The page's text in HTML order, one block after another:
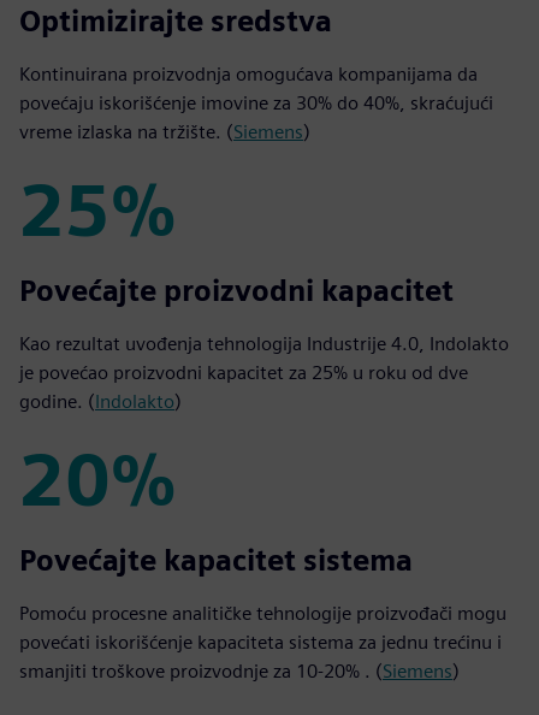
40%
Optimizirajte sredstva
Kontinuirana proizvodnja omogućava kompanijama da
povećaju iskorišćenje imovine za 30% do 40%, skraćujući
vreme izlaska na tržište. (Siemens)
25%
25%
Povećajte proizvodni kapacitet
Kao rezultat uvođenja tehnologija Industrije 4.0, Indolakto
je povećao proizvodni kapacitet za 25% u roku od dve
godine. (Indolakto)
20%
20%
Povećajte kapacitet sistema
Pomoću procesne analitičke tehnologije proizvođači mogu
povećati iskorišćenje kapaciteta sistema za jednu trećinu i
smanjiti troškove proizvodnje za 10-20% . (Siemens)